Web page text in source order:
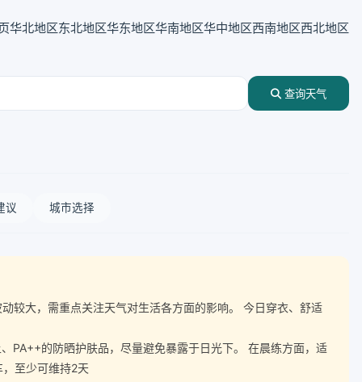
华北地区东北地区华东地区华南地区华中地区西南地区西北地区
查询天气
议 城市选择
大，需重点关注天气对生活各方面的影响。 今日穿衣、舒适
的防晒护肤品，尽量避免暴露于日光下。 在晨练方面，适
至少可维持2天